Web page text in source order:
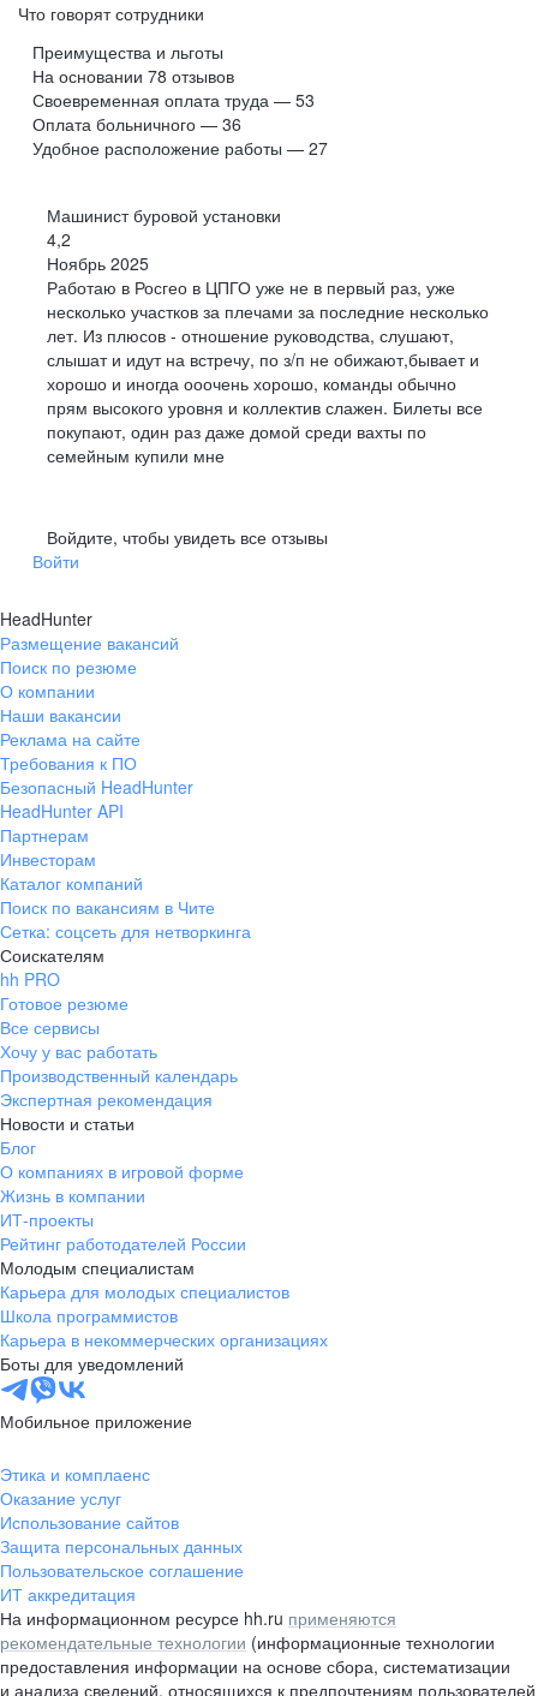
Что говорят сотрудники
Преимущества и льготы
На основании 78 отзывов
Своевременная оплата труда — 53
Оплата больничного — 36
Удобное расположение работы — 27
Машинист буровой установки
4,2
Ноябрь 2025
Работаю в Росгео в ЦПГО уже не в первый раз, уже
несколько участков за плечами за последние несколько
лет. Из плюсов - отношение руководства, слушают,
слышат и идут на встречу, по з/п не обижают,бывает и
хорошо и иногда ооочень хорошо, команды обычно
прям высокого уровня и коллектив слажен. Билеты все
покупают, один раз даже домой среди вахты по
семейным купили мне
Войдите, чтобы увидеть все отзывы
Войти
HeadHunter
Размещение вакансий
Поиск по резюме
О компании
Наши вакансии
Реклама на сайте
Требования к ПО
Безопасный HeadHunter
HeadHunter API
Партнерам
Инвесторам
Каталог компаний
Поиск по вакансиям в Чите
Сетка: соцсеть для нетворкинга
Соискателям
hh PRO
Готовое резюме
Все сервисы
Хочу у вас работать
Производственный календарь
Экспертная рекомендация
Новости и статьи
Блог
О компаниях в игровой форме
Жизнь в компании
ИТ-проекты
Рейтинг работодателей России
Молодым специалистам
Карьера для молодых специалистов
Школа программистов
Карьера в некоммерческих организациях
Боты для уведомлений
Мобильное приложение
Этика и комплаенс
Оказание услуг
Использование сайтов
Защита персональных данных
Пользовательское соглашение
ИТ аккредитация
На информационном ресурсе hh.ru применяются
рекомендательные технологии (информационные технологии
предоставления информации на основе сбора, систематизации
и анализа сведений, относящихся к предпочтениям пользователей